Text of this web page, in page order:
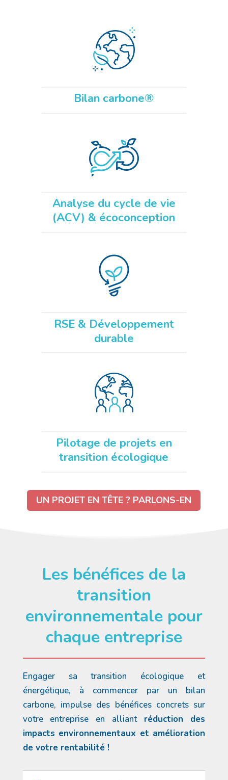
Bilan carbone®
Analyse du cycle de vie
(ACV) & écoconception
RSE & Développement
durable
Pilotage de projets en
transition écologique
UN PROJET EN TÊTE ? PARLONS-EN
Les bénéfices de la
transition
environnementale pour
chaque entreprise
Engager sa transition écologique et
énergétique, à commencer par un bilan
carbone, impulse des bénéfices concrets sur
votre entreprise en alliant réduction des
impacts environnementaux et amélioration
de votre rentabilité !